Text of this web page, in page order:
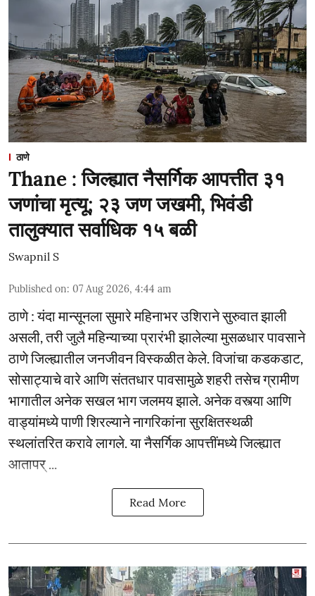
ठाणे
Thane : जिल्ह्यात नैसर्गिक आपत्तीत ३१
जणांचा मृत्यू; २३ जण जखमी, भिवंडी
तालुक्यात सर्वाधिक १५ बळी
Swapnil S
Published on: 07 Aug 2026, 4:44 am
ठाणे : यंदा मान्सूनला सुमारे महिनाभर उशिराने सुरुवात झाली
असली, तरी जुलै महिन्याच्या प्रारंभी झालेल्या मुसळधार पावसाने
ठाणे जिल्ह्यातील जनजीवन विस्कळीत केले. विजांचा कडकडाट,
सोसाट्याचे वारे आणि संततधार पावसामुळे शहरी तसेच ग्रामीण
भागातील अनेक सखल भाग जलमय झाले. अनेक वस्त्या आणि
वाड्यांमध्ये पाणी शिरल्याने नागरिकांना सुरक्षितस्थळी
स्थलांतरित करावे लागले. या नैसर्गिक आपत्तींमध्ये जिल्ह्यात
आतापर् ...
Read More